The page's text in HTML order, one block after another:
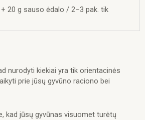
+ 20 g sauso ėdalo / 2–3 pak. tik
nurodyti kiekiai yra tik orientacinės
prie jūsų gyvūno raciono bei
kad jūsų gyvūnas visuomet turėtų